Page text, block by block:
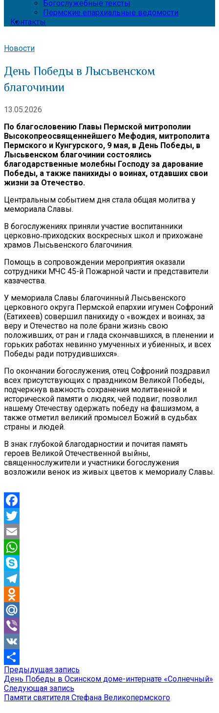
Богослужебные тексты
Пермские епархиальные ведомости
Контакты
Новости
День Победы в Лысьвенском
благочинии
13.05.2026
По благословению Главы Пермской митрополии
Высокопреосвященнейшего Мефодия, митрополита
Пермского и Кунгурского, 9 мая, в День Победы, в
Лысьвенском благочинии состоялись
благодарственные молебны Господу за дарование
Победы, а также панихиды о воинах, отдавших свои
жизни за Отечество.
Центральным событием дня стала общая молитва у
мемориала Славы.
В богослужениях приняли участие воспитанники
церковно‑приходских воскресных школ и прихожане
храмов Лысьвенского благочиния.
Помощь в сопровождении мероприятия оказали
сотрудники МЧС 45-й Пожарной части и представители
казачества.
У мемориала Славы благочинный Лысьвенского
церковного округа Пермской епархии игумен Софроний
(Еатихеев) совершил панихиду о «вождех и воинах, за
веру и Отечество на поле брани жизнь свою
положивших, от ран и глада скончавшихся, в пленении и
горьких работах невинно умученных и убиенных, и всех
Победы ради потрудившихся».
По окончании богослужения, отец Софроний поздравил
всех присутствующих с праздником Великой Победы,
подчеркнув важность сохранения молитвенной и
исторической памяти о людях, чей подвиг, позволил
нашему Отечеству одержать победу на фашизмом, а
также отметил великий промысел Божий в судьбах
страны и людей.
В знак глубокой благодарностии и почитая память
героев Великой Отечественной выйны,
священнослужители и участники богослужения
возложили венок из живых цветов к мемориалу Славы.
Facebook
Twitter
Email
WhatsApp
Skype
Telegram
Odnoklassniki
Mail.Ru
Viber
VK
Отправить
Навигация
по
записям
Предыдущая запись
запись:
День Победы в Осинском доме-интернате «Солнечный»
Следующая запись
запись:
Памяти святителя Стефана Великопермского